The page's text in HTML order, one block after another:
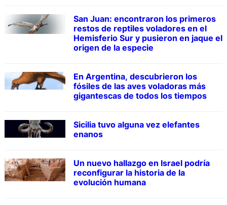
San Juan: encontraron los primeros
restos de reptiles voladores en el
Hemisferio Sur y pusieron en jaque el
origen de la especie
En Argentina, descubrieron los
fósiles de las aves voladoras más
gigantescas de todos los tiempos
Sicilia tuvo alguna vez elefantes
enanos
Un nuevo hallazgo en Israel podría
reconfigurar la historia de la
evolución humana